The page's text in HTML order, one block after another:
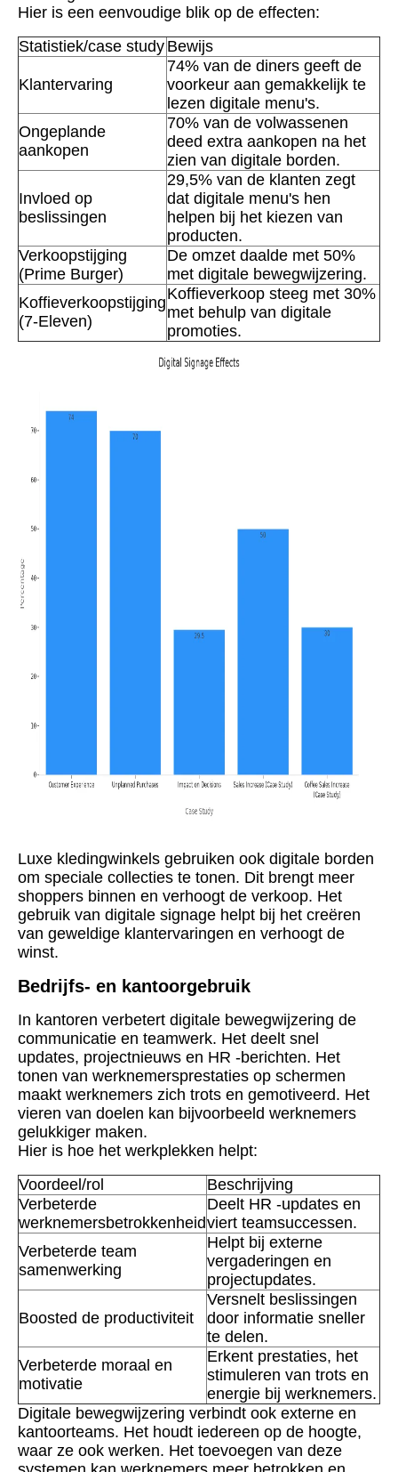
Hier is een eenvoudige blik op de effecten:
Statistiek/case study Bewijs
Klantervaring
74% van de diners geeft de
voorkeur aan gemakkelijk te
lezen digitale menu's.
Ongeplande
aankopen
70% van de volwassenen
deed extra aankopen na het
zien van digitale borden.
Invloed op
beslissingen
29,5% van de klanten zegt
dat digitale menu's hen
helpen bij het kiezen van
producten.
Verkoopstijging
(Prime Burger)
De omzet daalde met 50%
met digitale bewegwijzering.
Koffieverkoopstijging
(7-Eleven)
Koffieverkoop steeg met 30%
met behulp van digitale
promoties.
Luxe kledingwinkels gebruiken ook digitale borden
om speciale collecties te tonen. Dit brengt meer
shoppers binnen en verhoogt de verkoop. Het
gebruik van digitale signage helpt bij het creëren
van geweldige klantervaringen en verhoogt de
winst.
Bedrijfs- en kantoorgebruik
In kantoren verbetert digitale bewegwijzering de
communicatie en teamwerk. Het deelt snel
updates, projectnieuws en HR -berichten. Het
tonen van werknemersprestaties op schermen
maakt werknemers zich trots en gemotiveerd. Het
vieren van doelen kan bijvoorbeeld werknemers
gelukkiger maken.
Hier is hoe het werkplekken helpt:
Voordeel/rol
Beschrijving
Verbeterde
werknemersbetrokkenheid
Deelt HR -updates en
viert teamsuccessen.
Verbeterde team
samenwerking
Helpt bij externe
vergaderingen en
projectupdates.
Boosted de productiviteit
Versnelt beslissingen
door informatie sneller
te delen.
Verbeterde moraal en
motivatie
Erkent prestaties, het
stimuleren van trots en
energie bij werknemers.
Digitale bewegwijzering verbindt ook externe en
kantoorteams. Het houdt iedereen op de hoogte,
waar ze ook werken. Het toevoegen van deze